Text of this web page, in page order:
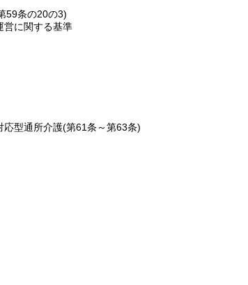
59条の20の3)
営に関する基準
応型通所介護(第61条～第63条)